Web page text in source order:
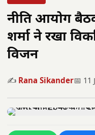
नीति आयोग
शर्मा ने रखा
विजन
✍️ Rana Sikander📅 11